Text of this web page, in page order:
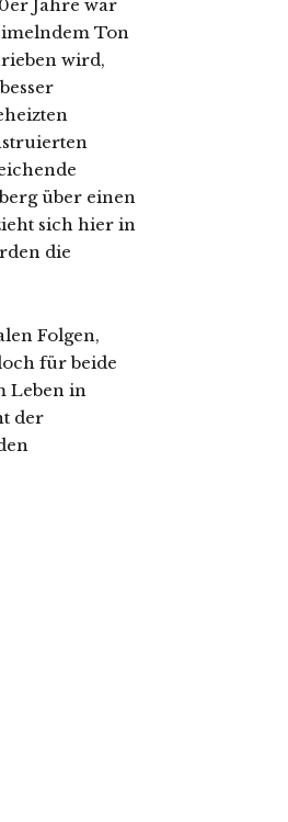
Jahre war
Ton
wird,
über einen
sich hier in
die
Folgen,
für beide
Leben in
der